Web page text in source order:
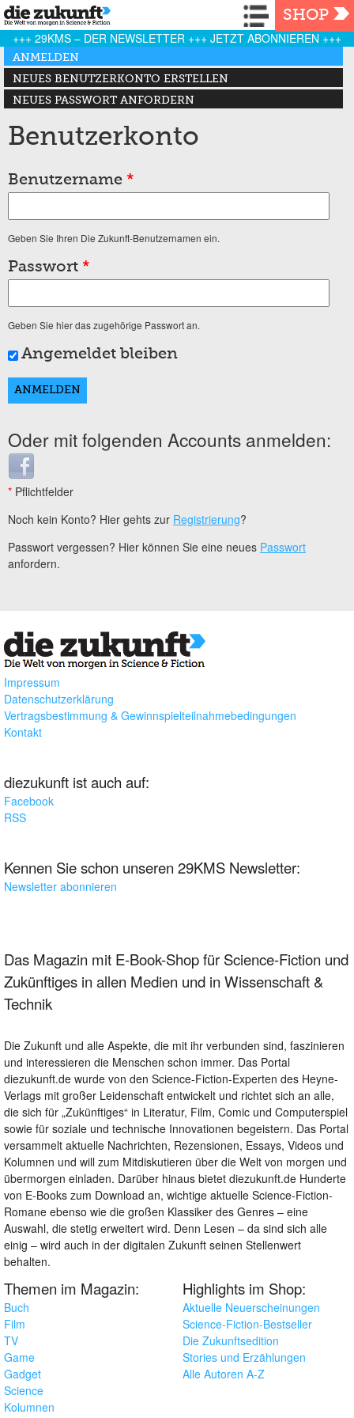
Navigation
SHOP
+++ 29KMS – DER NEWSLETTER +++ JETZT ABONNIEREN +++
Haupt-Reiter
ANMELDEN
(AKTIVER REITER)
NEUES BENUTZERKONTO ERSTELLEN
NEUES PASSWORT ANFORDERN
Benutzerkonto
Benutzername *
Geben Sie Ihren Die Zukunft-Benutzernamen ein.
Passwort *
Geben Sie hier das zugehörige Passwort an.
Angemeldet bleiben
Oder mit folgenden Accounts anmelden:
Login with Facebook
* Pflichtfelder
Noch kein Konto? Hier gehts zur Registrierung?
Passwort vergessen? Hier können Sie eine neues Passwort
anfordern.
Impressum
Datenschutzerklärung
Vertragsbestimmung & Gewinnspielteilnahmebedingungen
Kontakt
diezukunft ist auch auf:
Facebook
RSS
Kennen Sie schon unseren 29KMS Newsletter:
Newsletter abonnieren
Das Magazin mit E-Book-Shop für Science-Fiction und
Zukünftiges in allen Medien und in Wissenschaft &
Technik
Die Zukunft und alle Aspekte, die mit ihr verbunden sind, faszinieren
und interessieren die Menschen schon immer. Das Portal
diezukunft.de wurde von den Science-Fiction-Experten des Heyne-
Verlags mit großer Leidenschaft entwickelt und richtet sich an alle,
die sich für „Zukünftiges“ in Literatur, Film, Comic und Computerspiel
sowie für soziale und technische Innovationen begeistern. Das Portal
versammelt aktuelle Nachrichten, Rezensionen, Essays, Videos und
Kolumnen und will zum Mitdiskutieren über die Welt von morgen und
übermorgen einladen. Darüber hinaus bietet diezukunft.de Hunderte
von E-Books zum Download an, wichtige aktuelle Science-Fiction-
Romane ebenso wie die großen Klassiker des Genres – eine
Auswahl, die stetig erweitert wird. Denn Lesen – da sind sich alle
einig – wird auch in der digitalen Zukunft seinen Stellenwert
behalten.
Themen im Magazin:
Buch
Film
TV
Game
Gadget
Science
Kolumnen
Highlights im Shop:
Aktuelle Neuerscheinungen
Science-Fiction-Bestseller
Die Zukunftsedition
Stories und Erzählungen
Alle Autoren A-Z